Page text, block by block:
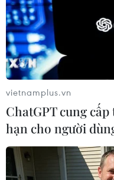
Thủ tướng Nguyễn Xuân
vietnamplus.vn
ChatGPT cung
hạn cho người